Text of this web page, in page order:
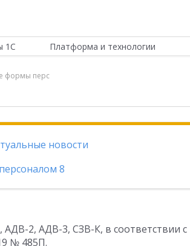
1С Платформа и технологии
формы перс
новости
8
2, АДВ-3, СЗВ-К, в соответствии с
№ 485П.